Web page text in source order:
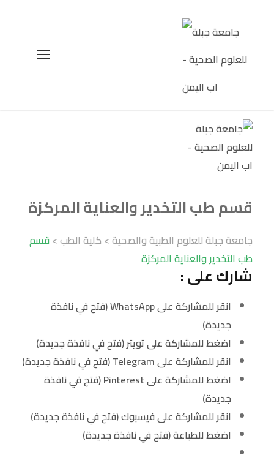
قسم طب التخدير والعناية المركزة
جامعة جبلة للعلوم الطبية والصحية> كلية الطب>قسم
طب التخدير والعناية المركزة
شارك على :
انقر للمشاركة على WhatsApp (فتح في نافذة
جديدة)
اضغط للمشاركة على تويتر (فتح في نافذة جديدة)
انقر للمشاركة على Telegram (فتح في نافذة جديدة)
اضغط للمشاركة على Pinterest (فتح في نافذة
جديدة)
انقر للمشاركة على فيسبوك (فتح في نافذة جديدة)
اضغط للطباعة (فتح في نافذة جديدة)